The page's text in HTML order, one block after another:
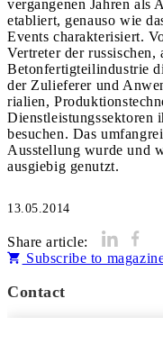
vergangenen Jahren als
etabliert, genauso wie
Events charakterisiert.
Vertreter der
Betonfertigteilindustrie
der Zulieferer und
rialien,
Dienstleistungssektoren
besuchen. Das
Ausstellung wurde und
ausgiebig genutzt.
13.05.2014
Share article:
Subscribe to
Contact